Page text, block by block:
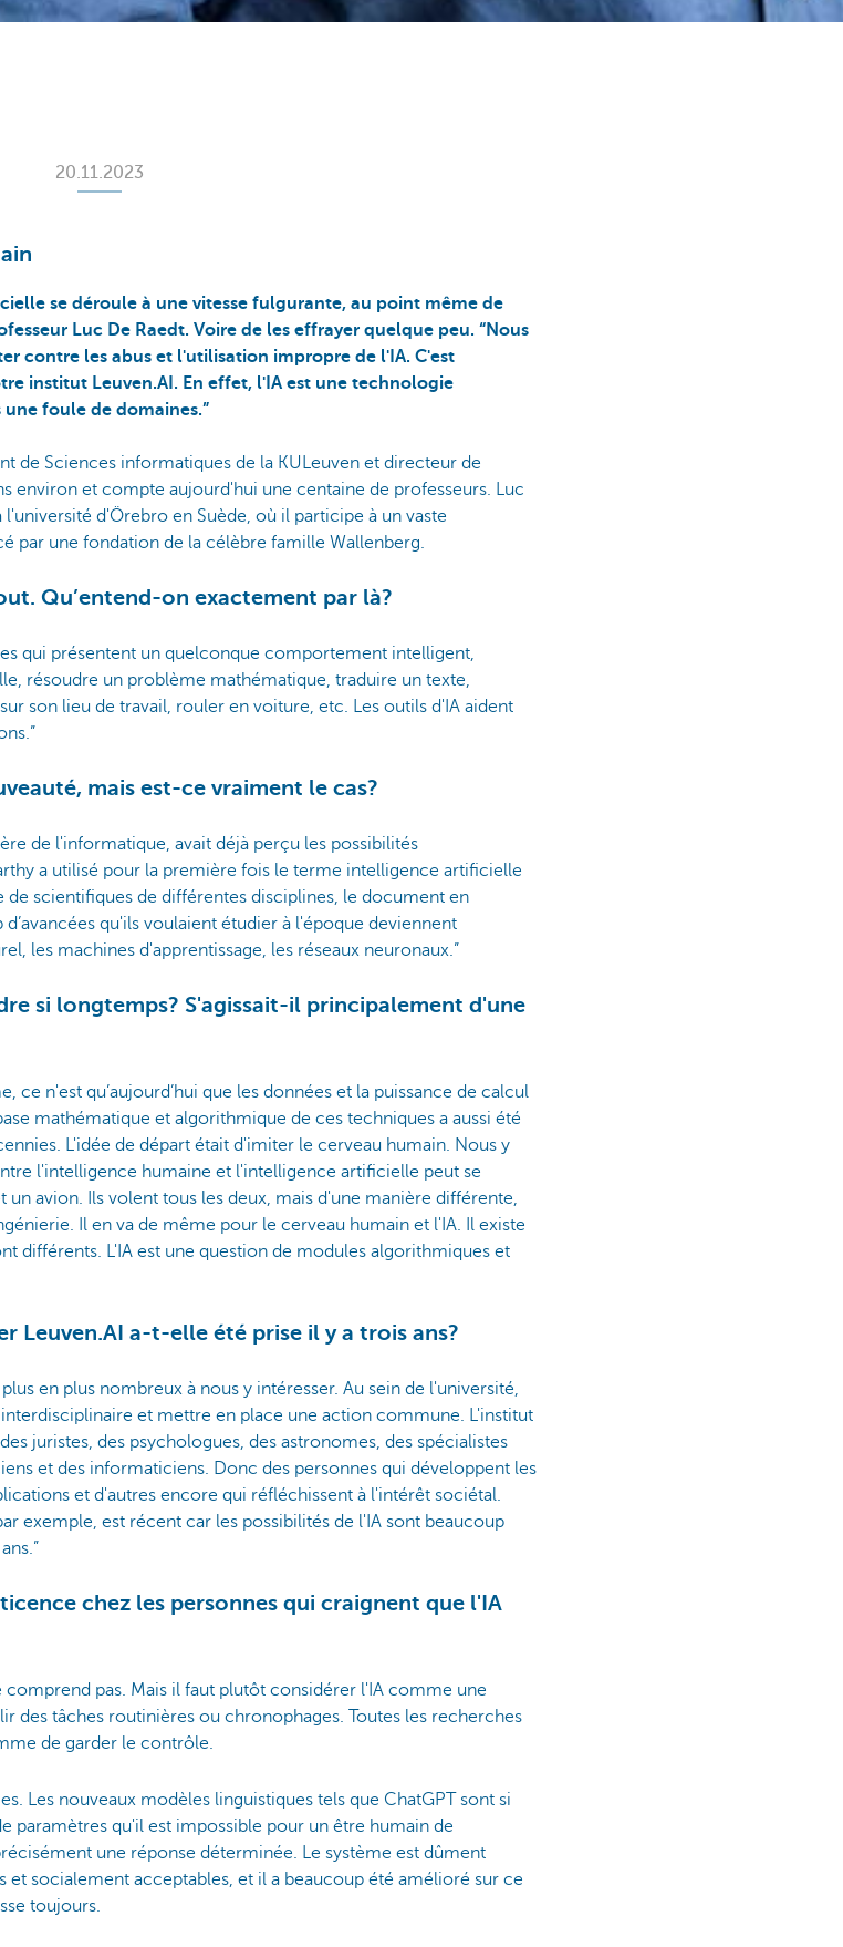
20.11.2023
se déroule à une vitesse fulgurante, au point même de
Luc De Raedt. Voire de les effrayer quelque peu. “Nous
contre les abus et l'utilisation impropre de l'IA. C'est
institut Leuven.AI. En effet, l'IA est une technologie
foule de domaines.”
de Sciences informatiques de la KULeuven et directeur de
environ et compte aujourd'hui une centaine de professeurs. Luc
d'Örebro en Suède, où il participe à un vaste
par une fondation de la célèbre famille Wallenberg.
Qu’entend-on exactement par là?
qui présentent un quelconque comportement intelligent,
résoudre un problème mathématique, traduire un texte,
son lieu de travail, rouler en voiture, etc. Les outils d'IA aident
mais est-ce vraiment le cas?
de l'informatique, avait déjà perçu les possibilités
a utilisé pour la première fois le terme intelligence artificielle
de scientifiques de différentes disciplines, le document en
qu'ils voulaient étudier à l'époque deviennent
les machines d'apprentissage, les réseaux neuronaux.”
si longtemps? S'agissait-il principalement d'une
ce n'est qu’aujourd’hui que les données et la puissance de calcul
mathématique et algorithmique de ces techniques a aussi été
L'idée de départ était d'imiter le cerveau humain. Nous y
l'intelligence humaine et l'intelligence artificielle peut se
avion. Ils volent tous les deux, mais d'une manière différente,
Il en va de même pour le cerveau humain et l'IA. Il existe
différents. L'IA est une question de modules algorithmiques et
Leuven.AI a-t-elle été prise il y a trois ans?
en plus nombreux à nous y intéresser. Au sein de l'université,
et mettre en place une action commune. L'institut
juristes, des psychologues, des astronomes, des spécialistes
et des informaticiens. Donc des personnes qui développent les
et d'autres encore qui réfléchissent à l'intérêt sociétal.
exemple, est récent car les possibilités de l'IA sont beaucoup
chez les personnes qui craignent que l'IA
pas. Mais il faut plutôt considérer l'IA comme une
des tâches routinières ou chronophages. Toutes les recherches
de garder le contrôle.
Les nouveaux modèles linguistiques tels que ChatGPT sont si
paramètres qu'il est impossible pour un être humain de
une réponse déterminée. Le système est dûment
socialement acceptables, et il a beaucoup été amélioré sur ce
toujours.